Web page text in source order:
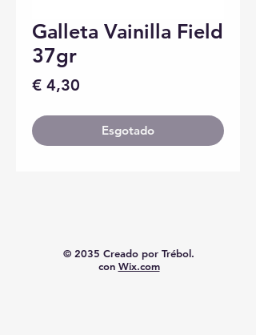
Galleta Vainilla Field
37gr
€ 4,30
Esgotado
© 2035 Creado por Trébol.
con Wix.com